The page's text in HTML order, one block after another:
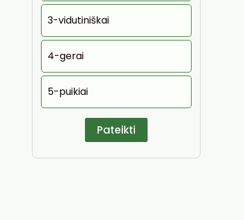
3-vidutiniškai
4-gerai
5-puikiai